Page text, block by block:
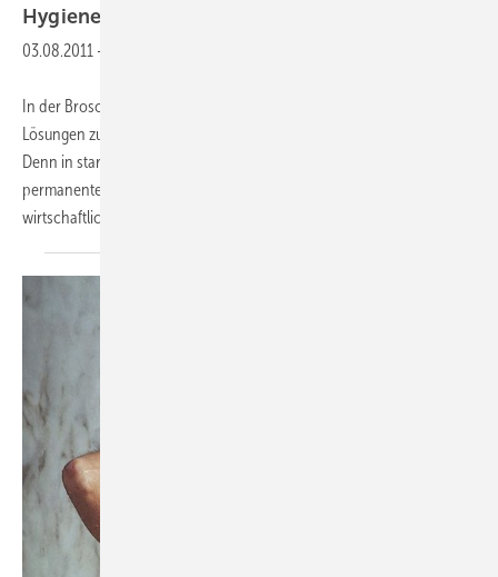
Hygiene bei WCs und
03.08.2011 -
In der Broschüre „WC- und Urinal-Spülarmaturen“ stellt Schell
Lösungen zur Planung hygienesicherer WC- und Urinalbereiche vor.
Denn in stark frequentierten Sanitärräumen muss Hygiene mit
permanenter Spülbereitschaft, vanda­lengeschützter Qualität und
wirtschaftlichen Aspekten,